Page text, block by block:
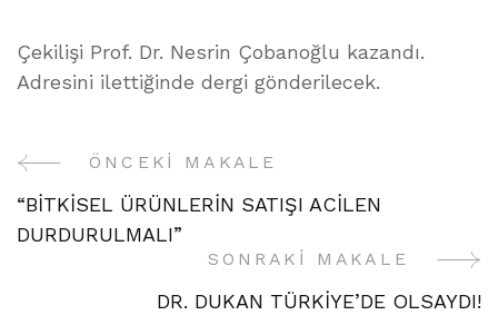
Çekilişi Prof. Dr. Nesrin Çobanoğlu kazandı.
Adresini ilettiğinde dergi gönderilecek.
Yazı
Gezinme
ÖNCEKI MAKALE
“BİTKİSEL ÜRÜNLERİN SATIŞI ACİLEN
DURDURULMALI”
SONRAKI MAKALE
DR. DUKAN TÜRKİYE’DE OLSAYDI!